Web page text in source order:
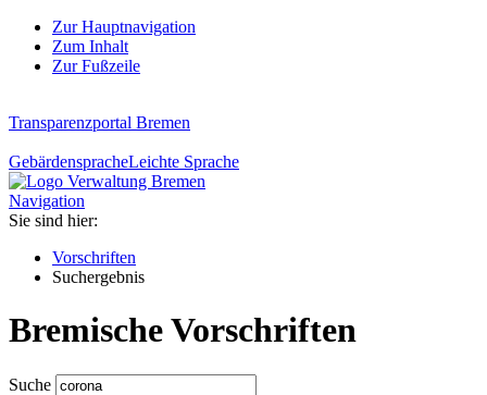
Zur Hauptnavigation
Zum Inhalt
Zur Fußzeile
Transparenzportal Bremen
GebärdenspracheLeichte Sprache
Navigation
Sie sind hier:
Vorschriften
Suchergebnis
Bremische Vorschriften
Suche